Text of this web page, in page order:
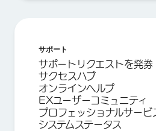
サポート
サポートリクエストを発
サクセスハブ
オンラインヘルプ
EXユーザーコミュニティ
プロフェッショナルサービ
システムステータス